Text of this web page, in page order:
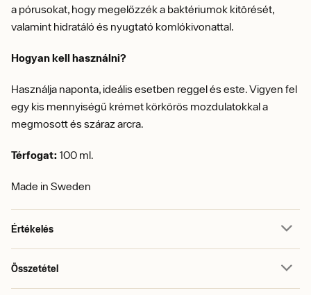
a pórusokat, hogy megelőzzék a baktériumok kitörését,
valamint hidratáló és nyugtató komlókivonattal.
Hogyan kell használni?
Használja naponta, ideális esetben reggel és este. Vigyen fel
egy kis mennyiségű krémet körkörös mozdulatokkal a
megmosott és száraz arcra.
Térfogat: 100 ml.
Made in Sweden
Értékelés
Összetétel